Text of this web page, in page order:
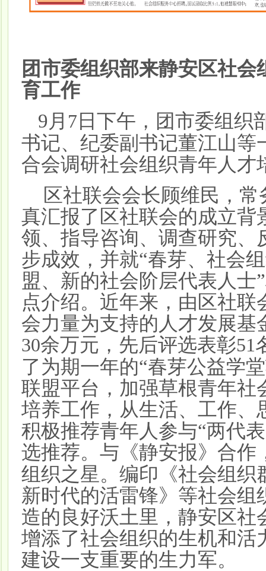
团市委组织部来静安区社
育工作
9 月 7 日下午，团市委组织
书记、纪委副书记董江山
合会调研社会组织青年人才
区社联会会长顾维民，
真汇报了区社联会的成立
领、指导咨询、调查研究
步成效，并就“春芽、社会
盟、新的社会阶层代表人士
点介绍。近年来，由区社
会力量为支持的人才发展
30余万元，先后评选表彰51
了为期一年的“春芽公益学
联盟平台，加强草根青年
培养工作，从生活、工作
积极推荐青年人参与“两代
选推荐。与《静安报》合作
组织之星。编印《社会组
新时代的活雷锋》等社会
造的良好沃土里，静安区
增添了社会组织的生机和
建设一支重要的生力军。